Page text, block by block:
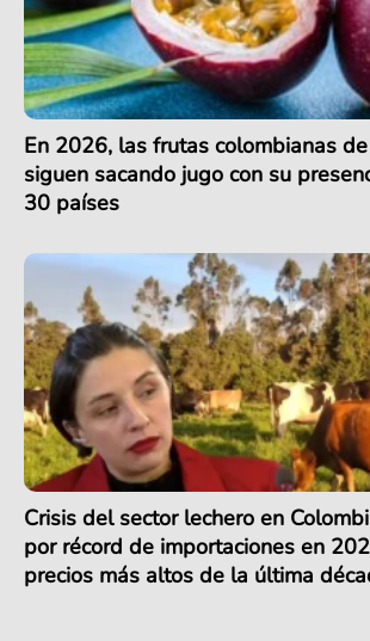
En 2026, las frutas colombianas
siguen sacando jugo con su
30 países
Crisis del sector lechero en
por récord de importaciones en
precios más altos de la última